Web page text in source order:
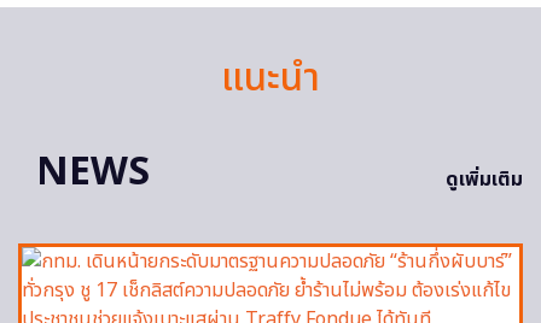
แนะนำ
NEWS
ดูเพิ่มเติม